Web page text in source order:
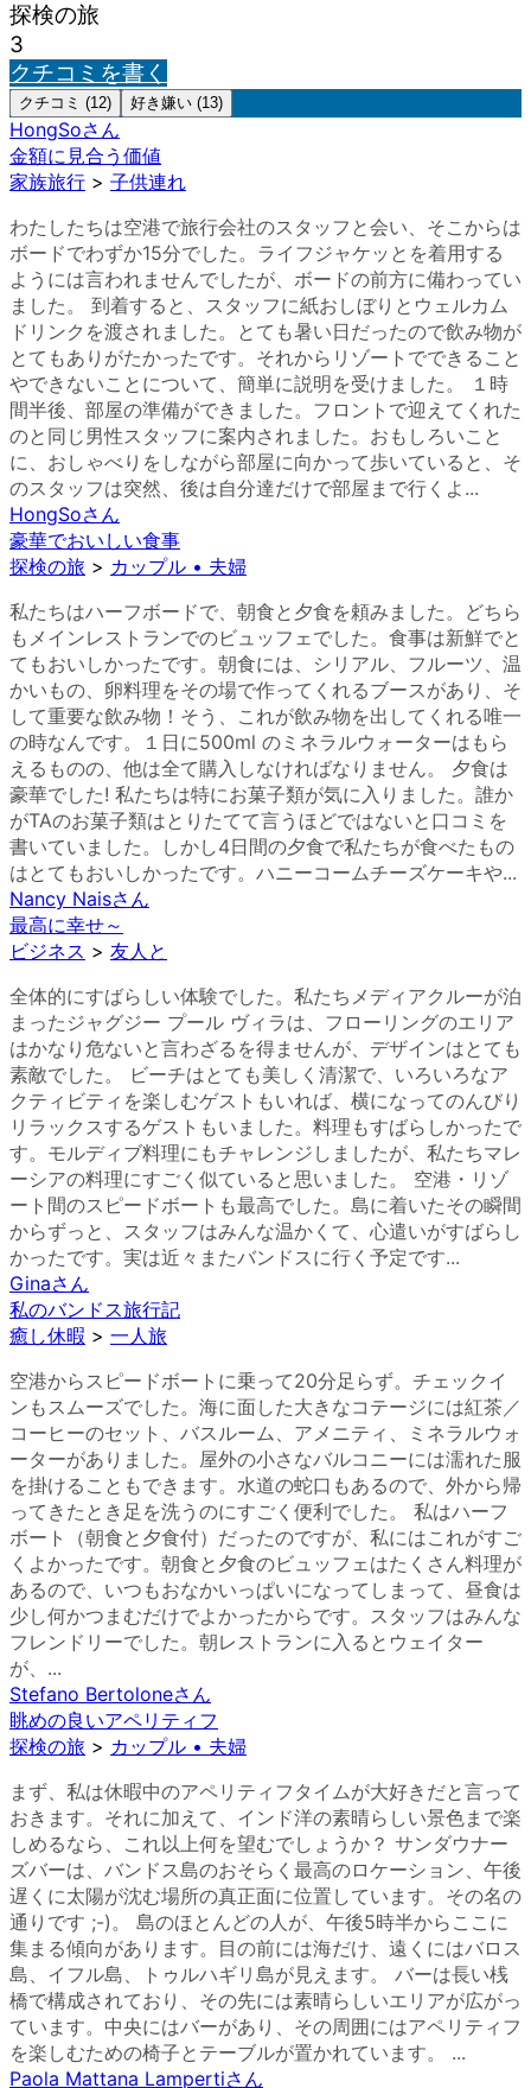
探検の旅
3
クチコミを書く
クチコミ (12) 好き嫌い (13)
HongSoさん
金額に見合う価値
家族旅行 > 子供連れ
わたしたちは空港で旅行会社のスタッフと会い、そこからは
ボードでわずか15分でした。ライフジャケッとを着用する
ようには言われませんでしたが、ボードの前方に備わってい
ました。 到着すると、スタッフに紙おしぼりとウェルカム
ドリンクを渡されました。とても暑い日だったので飲み物が
とてもありがたかったです。それからリゾートでできること
やできないことについて、簡単に説明を受けました。 １時
間半後、部屋の準備ができました。フロントで迎えてくれた
のと同じ男性スタッフに案内されました。おもしろいこと
に、おしゃべりをしながら部屋に向かって歩いていると、そ
のスタッフは突然、後は自分達だけで部屋まで行くよ...
HongSoさん
豪華でおいしい食事
探検の旅 > カップル • 夫婦
私たちはハーフボードで、朝食と夕食を頼みました。どちら
もメインレストランでのビュッフェでした。食事は新鮮でと
てもおいしかったです。朝食には、シリアル、フルーツ、温
かいもの、卵料理をその場で作ってくれるブースがあり、そ
して重要な飲み物！そう、これが飲み物を出してくれる唯一
の時なんです。１日に500ml のミネラルウォーターはもら
えるものの、他は全て購入しなければなりません。 夕食は
豪華でした! 私たちは特にお菓子類が気に入りました。誰か
がTAのお菓子類はとりたてて言うほどではないと口コミを
書いていました。しかし4日間の夕食で私たちが食べたもの
はとてもおいしかったです。ハニーコームチーズケーキや...
Nancy Naisさん
最高に幸せ～
ビジネス > 友人と
全体的にすばらしい体験でした。私たちメディアクルーが泊
まったジャグジー プール ヴィラは、フローリングのエリア
はかなり危ないと言わざるを得ませんが、デザインはとても
素敵でした。 ビーチはとても美しく清潔で、いろいろなア
クティビティを楽しむゲストもいれば、横になってのんびり
リラックスするゲストもいました。料理もすばらしかったで
す。モルディブ料理にもチャレンジしましたが、私たちマレ
ーシアの料理にすごく似ていると思いました。 空港・リゾ
ート間のスピードボートも最高でした。島に着いたその瞬間
からずっと、スタッフはみんな温かくて、心遣いがすばらし
かったです。実は近々またバンドスに行く予定です...
Ginaさん
私のバンドス旅行記
癒し休暇 > 一人旅
空港からスピードボートに乗って20分足らず。チェックイ
ンもスムーズでした。海に面した大きなコテージには紅茶／
コーヒーのセット、バスルーム、アメニティ、ミネラルウォ
ーターがありました。屋外の小さなバルコニーには濡れた服
を掛けることもできます。水道の蛇口もあるので、外から帰
ってきたとき足を洗うのにすごく便利でした。 私はハーフ
ボート（朝食と夕食付）だったのですが、私にはこれがすご
くよかったです。朝食と夕食のビュッフェはたくさん料理が
あるので、いつもおなかいっぱいになってしまって、昼食は
少し何かつまむだけでよかったからです。スタッフはみんな
フレンドリーでした。朝レストランに入るとウェイター
が、...
Stefano Bertoloneさん
眺めの良いアペリティフ
探検の旅 > カップル • 夫婦
まず、私は休暇中のアペリティフタイムが大好きだと言って
おきます。それに加えて、インド洋の素晴らしい景色まで楽
しめるなら、これ以上何を望むでしょうか？ サンダウナー
ズバーは、バンドス島のおそらく最高のロケーション、午後
遅くに太陽が沈む場所の真正面に位置しています。その名の
通りです ;-)。 島のほとんどの人が、午後5時半からここに
集まる傾向があります。目の前には海だけ、遠くにはバロス
島、イフル島、トゥルハギリ島が見えます。 バーは長い桟
橋で構成されており、その先には素晴らしいエリアが広がっ
ています。中央にはバーがあり、その周囲にはアペリティフ
を楽しむための椅子とテーブルが置かれています。 ...
Paola Mattana Lampertiさん